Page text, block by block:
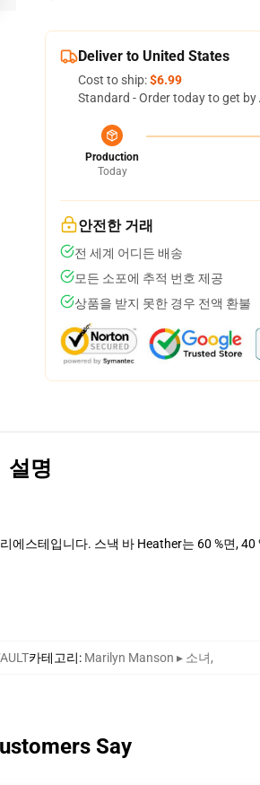
Deliver to United States
Cost to ship:$6.99
Standard - Order today to get by
Production
Today
안전한 거래
전 세계 어디든 배송
모든 소포에 추적 번호 제공
상품을 받지 못한 경우 전액 환불
설명
에스테입니다. 스낵 바 Heather는 60 %면, 40
카테고리: Marilyn Manson ▸ 소녀,
Say